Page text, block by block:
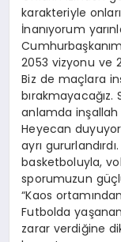
karakteriyle
İnanıyorum
2053 vizyonu ve
Biz de maçlara
bırakmayacağız.
anlamda
Heyecan
ayrı
basketboluyla,
sporumuzun
“Kaos
Futbolda
zarar verdiğine